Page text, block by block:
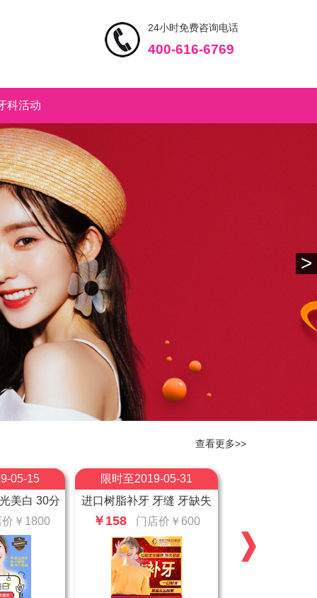
24小时免费咨询电话
400-616-6769
科活动
>
查看更多>>
05-31
缝 牙缺失
价￥600
限时至2019-06-30
上海超声波洁牙悦美专享
￥179 门店价￥630